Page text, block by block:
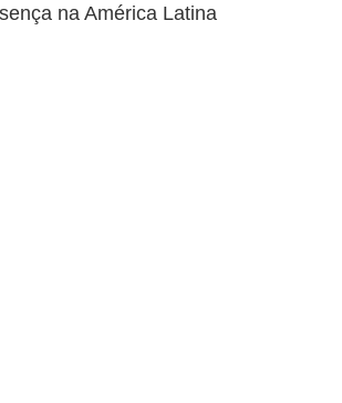
na América Latina